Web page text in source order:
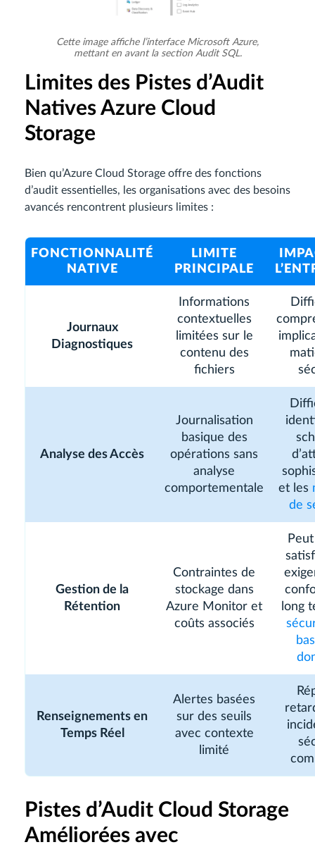
Cette image affiche l’interface Microsoft Azure,
mettant en avant la section Audit SQL.
Limites des Pistes d’Audit
Natives Azure Cloud
Storage
Bien qu’Azure Cloud Storage offre des fonctions
d’audit essentielles, les organisations avec des besoins
avancés rencontrent plusieurs limites :
FONCTIONNALITÉ
NATIVE
LIMITE
PRINCIPALE
Journaux
Diagnostiques
Informations
contextuelles
limitées sur le
contenu des
fichiers
Analyse des Accès
Journalisation
basique des
opérations sans
analyse
comportementale
et les
de
Gestion de la
Rétention
Contraintes de
stockage dans
Azure Monitor et
coûts associés
long
Renseignements en
Temps Réel
Alertes basées
sur des seuils
avec contexte
limité
Pistes d’Audit Cloud Storage
Améliorées avec